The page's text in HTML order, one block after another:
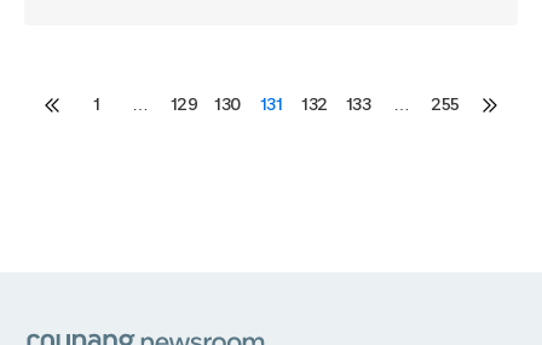
Posts
이전
1 … 129 130 131 132 133 … 255
다음